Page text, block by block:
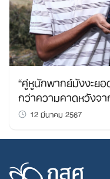
“คู่หูนักพากย์มังงะย
กว่าความคาดหวังจา
12 มีนาคม 2567